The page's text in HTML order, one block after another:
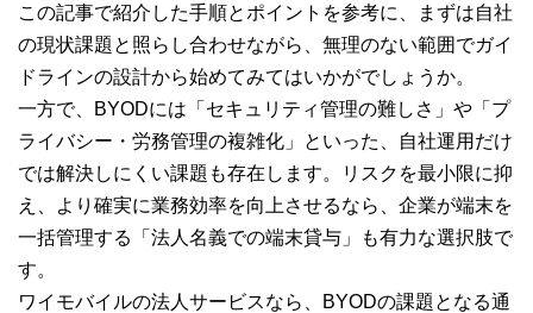
この記事で紹介した手順とポイントを参考に、まずは自社
の現状課題と照らし合わせながら、無理のない範囲でガイ
ドラインの設計から始めてみてはいかがでしょうか。
一方で、BYODには「セキュリティ管理の難しさ」や「プ
ライバシー・労務管理の複雑化」といった、自社運用だけ
では解決しにくい課題も存在します。リスクを最小限に抑
え、より確実に業務効率を向上させるなら、企業が端末を
一括管理する「法人名義での端末貸与」も有力な選択肢で
す。
ワイモバイルの法人サービスなら、BYODの課題となる通